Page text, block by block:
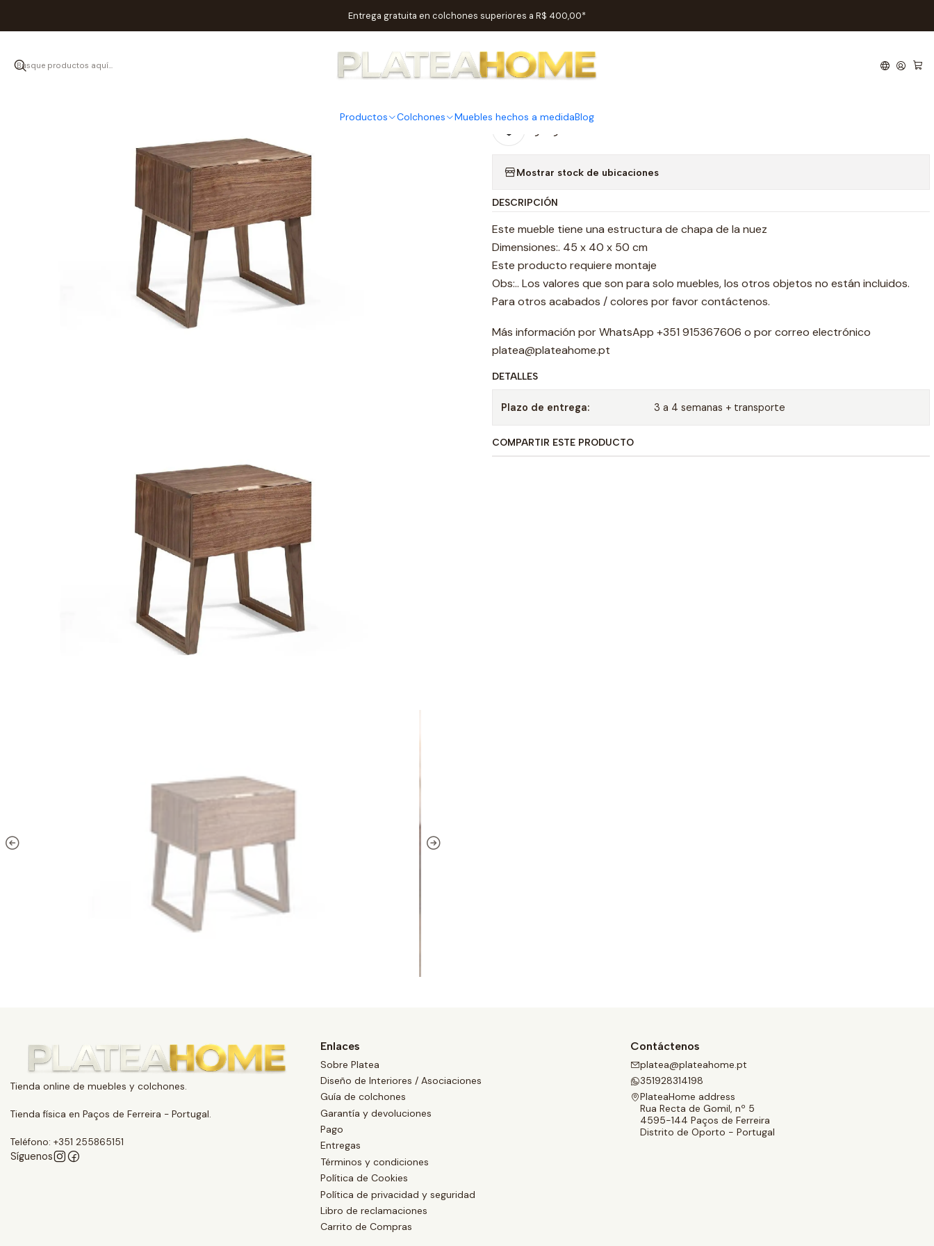
Productos Colchones Muebles hechos a medidaBlog
Entrega gratuita en colchones superiores a R$ 400,00*
Habitaciones Mesas de cabecera Mesita de noche 1702H
|
Mesita de noche 1702H
Mostrar stock de ubicaciones
DESCRIPCIÓN
Este mueble tiene una estructura de chapa de la nuez
Dimensiones:. 45 x 40 x 50 cm
Este producto requiere montaje
Obs:.. Los valores que son para solo muebles, los otros objetos no están incluidos.
Para otros acabados / colores por favor contáctenos.
Más información por WhatsApp +351 915367606 o por correo electrónico
platea@plateahome.pt
DETALLES
Plazo de entrega: 3 a 4 semanas + transporte
COMPARTIR ESTE PRODUCTO
Tienda online de muebles y colchones.
Tienda física en Paços de Ferreira - Portugal.
Teléfono: +351 255865151
Síguenos
Enlaces
Sobre Platea
Diseño de Interiores / Asociaciones
Guía de colchones
Garantía y devoluciones
Pago
Entregas
Términos y condiciones
Política de Cookies
Política de privacidad y seguridad
Libro de reclamaciones
Carrito de Compras
Contáctenos
platea@plateahome.pt
351928314198
PlateaHome address
Rua Recta de Gomil, nº 5
4595-144 Paços de Ferreira
Distrito de Oporto - Portugal